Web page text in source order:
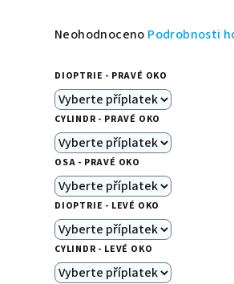
Průměrné
produktu
je
0,0
z
5
hvězdiček.
Neohodnoceno Podrobnosti
DIOPTRIE - PRAVÉ OKO
CYLINDR - PRAVÉ OKO
OSA - PRAVÉ OKO
DIOPTRIE - LEVÉ OKO
CYLINDR - LEVÉ OKO